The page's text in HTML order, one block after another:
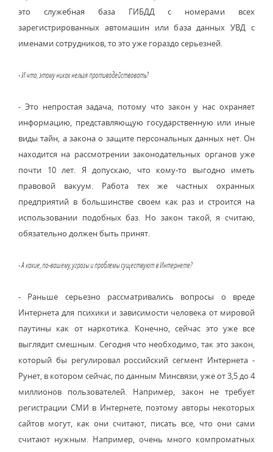
это служебная база ГИБДД с номерами всех
зарегистрированных автомашин или база данных УВД с
именами сотрудников, то это уже гораздо серьезней.
- И что, этому никак нельзя противодействовать?
- Это непростая задача, потому что закон у нас охраняет
информацию, представляющую государственную или иные
виды тайн, а закона о защите персональных данных нет. Он
находится на рассмотрении законодательных органов уже
почти 10 лет. Я допускаю, что кому-то выгодно иметь
правовой вакуум. Работа тех же частных охранных
предприятий в большинстве своем как раз и строится на
использовании подобных баз. Но закон такой, я считаю,
обязательно должен быть принят.
- А какие, по-вашему, угрозы и проблемы существуют в Интернете?
- Раньше серьезно рассматривались вопросы о вреде
Интернета для психики и зависимости человека от мировой
паутины как от наркотика. Конечно, сейчас это уже все
выглядит смешным. Сегодня что необходимо, так это закон,
который бы регулировал российский сегмент Интернета -
Рунет, в котором сейчас, по данным Минсвязи, уже от 3,5 до 4
миллионов пользователей. Например, закон не требует
регистрации СМИ в Интернете, поэтому авторы некоторых
сайтов могут, как они считают, писать все, что они сами
считают нужным. Например, очень много компроматных